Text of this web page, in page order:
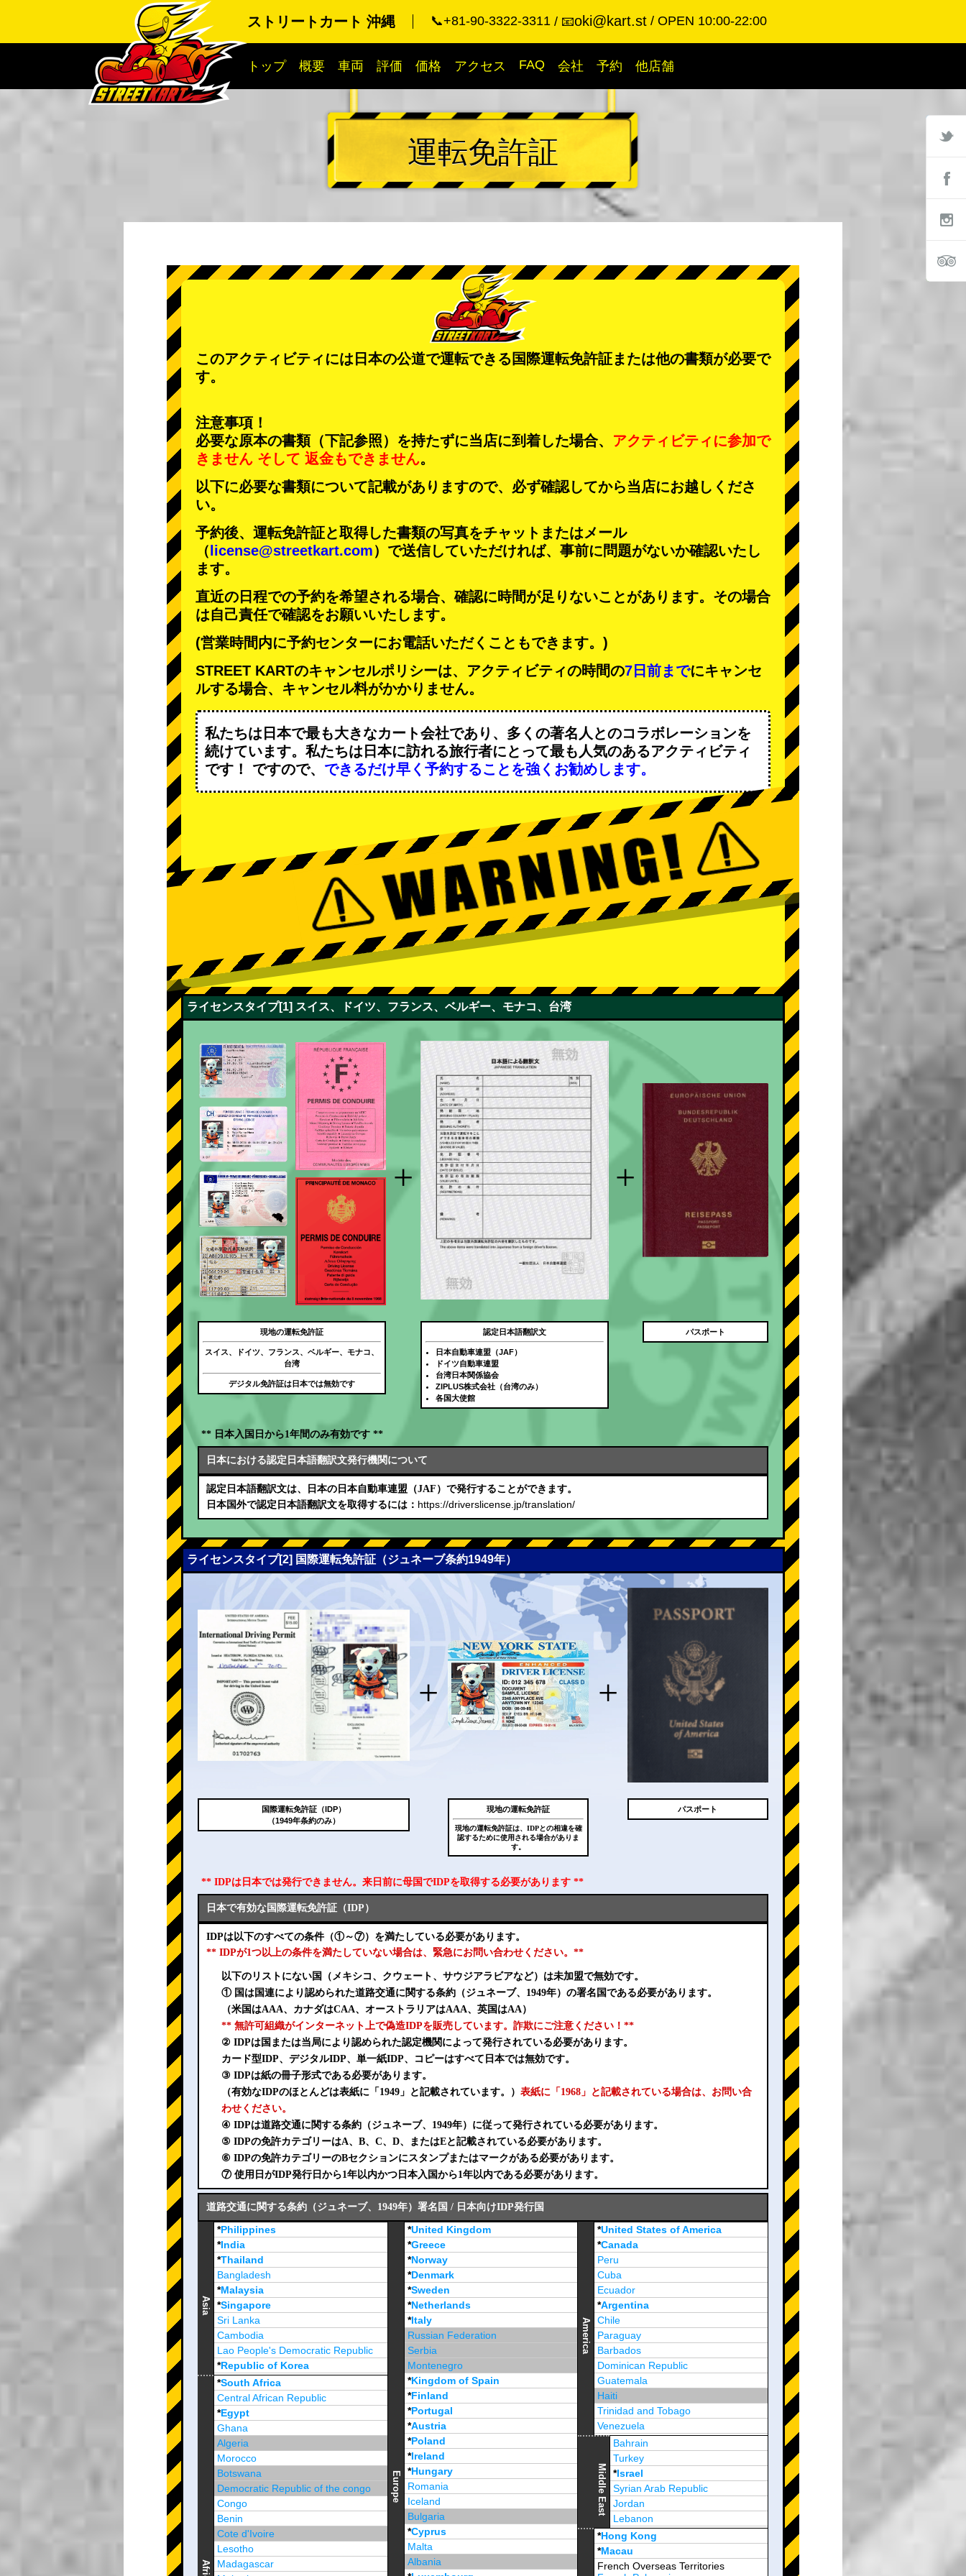
ストリートカート 沖縄 📞+81-90-3322-3311 📧oki@kart.st OPEN 10:00-22:00
トップ 概要 車両 評価 価格 アクセス FAQ 会社 予約 他店舗
運転免許証
このアクティビティには日本の公道で運転できる国際運転免許証または他の書類が必要で
す。
注意事項！
必要な原本の書類（下記参照）を持たずに当店に到着した場合、 アクティビティに参加で
きません そして 返金もできません。
以下に必要な書類について記載がありますので、必ず確認してから当店にお越しくださ
い。
予約後、運転免許証と取得した書類の写真をチャットまたはメール
（ license@streetkart.com）で送信していただければ、事前に問題がないか確認いたし
ます。
直近の日程での予約を希望される場合、確認に時間が足りないことがあります。その場合
は自己責任で確認をお願いいたします。
(営業時間内に予約センターにお電話いただくこともできます。)
STREET KARTのキャンセルポリシーは、アクティビティの時間の7日前までにキャンセ
ルする場合、キャンセル料がかかりません。
私たちは日本で最も大きなカート会社であり、 多くの著名人 とのコラボレーションを
続けています。私たちは日本に訪れる旅行者にとって最も人気のあるアクティビティ
です！ ですので、 できるだけ早く予約することを強くお勧めします。
ライセンスタイプ[1] スイス、ドイツ、フランス、ベルギー、モナコ、台湾
+ +
現地の運転免許証
スイス、ドイツ、フランス、ベルギー、モナコ、
台湾
デジタル免許証は日本では無効です
認定日本語翻訳文
日本自動車連盟（JAF）
ドイツ自動車連盟
台湾日本関係協会
ZIPLUS株式会社（台湾のみ）
各国大使館
パスポート
** 日本入国日から1年間のみ有効です **
日本における認定日本語翻訳文発行機関について
認定日本語翻訳文は、日本の日本自動車連盟（JAF）で発行することができます。
日本国外で認定日本語翻訳文を取得するには： https://driverslicense.jp/translation/
ライセンスタイプ[2] 国際運転免許証（ジュネーブ条約1949年）
+ +
国際運転免許証（IDP）
（1949年条約のみ）
現地の運転免許証
現地の運転免許証は、IDPとの相違を確
認するために使用される場合がありま
す。
パスポート
** IDPは日本では発行できません。来日前に母国でIDPを取得する必要があります **
日本で有効な国際運転免許証（IDP）
IDPは以下のすべての条件（①～⑦）を満たしている必要があります。
** IDPが1つ以上の条件を満たしていない場合は、緊急にお問い合わせください。**
以下のリストにない国（メキシコ、クウェート、サウジアラビアなど）は未加盟で無効です。
① 国は国連により認められた道路交通に関する条約（ジュネーブ、1949年）の署名国である必要があります。
（米国はAAA、カナダはCAA、オーストラリアはAAA、英国はAA）
** 無許可組織がインターネット上で偽造IDPを販売しています。詐欺にご注意ください！**
② IDPは国または当局により認められた認定機関によって発行されている必要があります。
カード型IDP、デジタルIDP、単一紙IDP、コピーはすべて日本では無効です。
③ IDPは紙の冊子形式である必要があります。
（有効なIDPのほとんどは表紙に「1949」と記載されています。） 表紙に「1968」と記載されている場合は、お問い合
わせください。
④ IDPは道路交通に関する条約（ジュネーブ、1949年）に従って発行されている必要があります。
⑤ IDPの免許カテゴリーはA、B、C、D、またはEと記載されている必要があります。
⑥ IDPの免許カテゴリーのBセクションにスタンプまたはマークがある必要があります。
⑦ 使用日がIDP発行日から1年以内かつ日本入国から1年以内である必要があります。
道路交通に関する条約（ジュネーブ、1949年）署名国 / 日本向けIDP発行国
Asia
*Philippines
*India
*Thailand
Bangladesh
*Malaysia
*Singapore
Sri Lanka
Cambodia
Lao People's Democratic Republic
*Republic of Korea
Brunei Darussalam
*South Africa
Central African Republic
*Egypt
Ghana
Algeria
Morocco
Botswana
Democratic Republic of the congo
Congo
Benin
Cote d'Ivoire
Lesotho
Madagascar
Europe
*United Kingdom
*Greece
*Norway
*Denmark
*Sweden
*Netherlands
*Italy
Russian Federation
Serbia
Montenegro
*Kingdom of Spain
*Finland
*Portugal
*Austria
*Poland
*Ireland
*Hungary
Romania
Iceland
Bulgaria
*Cyprus
Malta
Albania
America
*United States of America
*Canada
Peru
Cuba
Ecuador
*Argentina
Chile
Paraguay
Barbados
Dominican Republic
Guatemala
Haiti
Trinidad and Tobago
Venezuela
Jamaica
Middle East
Bahrain
Turkey
*Israel
Syrian Arab Republic
Jordan
Lebanon
*United Arab Emirates
*Hong Kong
*Macau
French Overseas Territories